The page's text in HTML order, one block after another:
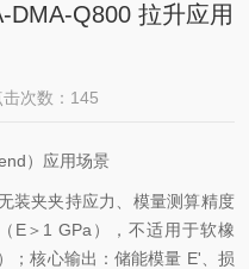
DMA-Q800 拉升应用
击次数：145
）应用场景
装夹夹持应力、模量测算精度
E＞1 GPa），不适用于软橡
；核心输出：储能模量 E'、损